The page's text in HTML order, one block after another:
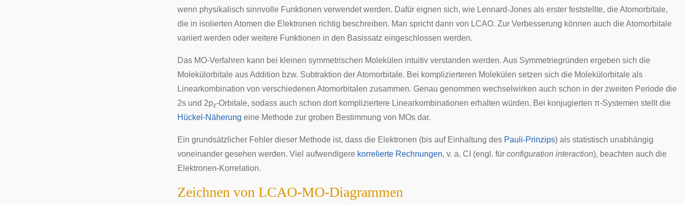
wenn physikalisch sinnvolle Funktionen verwendet werden. Dafür eignen sich, wie Lennard-Jones als erster feststellte, die Atomorbitale,
die in isolierten Atomen die Elektronen richtig beschreiben. Man spricht dann von LCAO. Zur Verbesserung können auch die Atomorbitale
variiert werden oder weitere Funktionen in den Basissatz eingeschlossen werden.
Das MO-Verfahren kann bei kleinen symmetrischen Molekülen intuitiv verstanden werden. Aus Symmetriegründen ergeben sich die
Molekülorbitale aus Addition bzw. Subtraktion der Atomorbitale. Bei komplizierteren Molekülen setzen sich die Molekülorbitale als
Linearkombination von verschiedenen Atomorbitalen zusammen. Genau genommen wechselwirken auch schon in der zweiten Periode die
2s und 2pz-Orbitale, sodass auch schon dort kompliziertere Linearkombinationen erhalten würden. Bei konjugierten π-Systemen stellt die
Hückel-Näherung eine Methode zur groben Bestimmung von MOs dar.
Ein grundsätzlicher Fehler dieser Methode ist, dass die Elektronen (bis auf Einhaltung des Pauli-Prinzips) als statistisch unabhängig
voneinander gesehen werden. Viel aufwendigere korrelierte Rechnungen, v. a. CI (engl. für configuration interaction), beachten auch die
Elektronen-Korrelation.
Zeichnen von LCAO-MO-Diagrammen